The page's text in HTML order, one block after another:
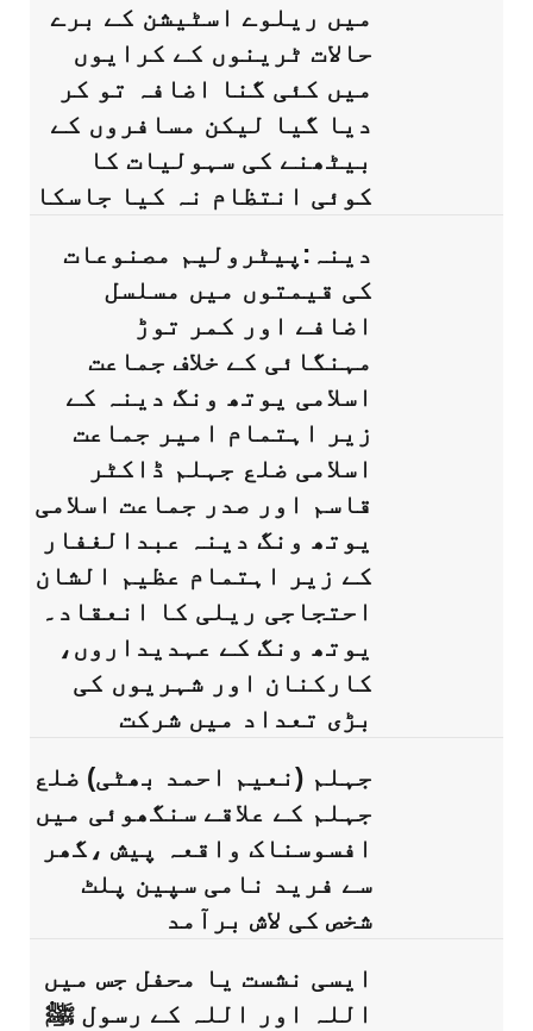
میں ریلوے اسٹیشن کے برے
حالات ٹرینوں کے کرایوں
میں کئی گنا اضافہ تو کر
دیا گیا لیکن مسافروں کے
بیٹھنے کی سہولیات کا
کوئی انتظام نہ کیا جاسکا
دینہ:پیٹرولیم مصنوعات
کی قیمتوں میں مسلسل
اضافے اور کمر توڑ
مہنگائی کے خلاف جماعت
اسلامی یوتھ ونگ دینہ کے
زیر اہتمام امیر جماعت
اسلامی ضلع جہلم ڈاکٹر
قاسم اور صدر جماعت اسلامی
یوتھ ونگ دینہ عبدالغفار
کے زیر اہتمام عظیم الشان
احتجاجی ریلی کا انعقاد۔
یوتھ ونگ کے عہدیداروں،
کارکنان اور شہریوں کی
بڑی تعداد میں شرکت
جہلم (نعیم احمد بھٹی) ضلع
جہلم کے علاقے سنگھوئی میں
افسوسناک واقعہ پیش ،گھر
سے فرید نامی سپین پلٹ
شخص کی لاش برآمد
ایسی نشست یا محفل جس میں
اللہ اور اللہ کے رسول ﷺ